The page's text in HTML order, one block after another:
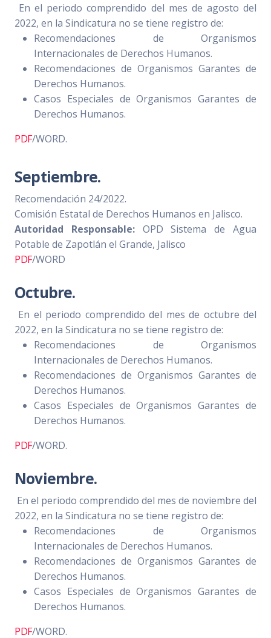
En el periodo comprendido del mes de agosto del
2022, en la Sindicatura no se tiene registro de:
Recomendaciones de Organismos
Internacionales de Derechos Humanos.
Recomendaciones de Organismos Garantes de
Derechos Humanos.
Casos Especiales de Organismos Garantes de
Derechos Humanos.
PDF/WORD.
Septiembre.
Recomendación 24/2022.
Comisión Estatal de Derechos Humanos en Jalisco.
Autoridad Responsable: OPD Sistema de Agua
Potable de Zapotlán el Grande, Jalisco
PDF/WORD
Octubre.
En el periodo comprendido del mes de octubre del
2022, en la Sindicatura no se tiene registro de:
Recomendaciones de Organismos
Internacionales de Derechos Humanos.
Recomendaciones de Organismos Garantes de
Derechos Humanos.
Casos Especiales de Organismos Garantes de
Derechos Humanos.
PDF/WORD.
Noviembre.
En el periodo comprendido del mes de noviembre del
2022, en la Sindicatura no se tiene registro de:
Recomendaciones de Organismos
Internacionales de Derechos Humanos.
Recomendaciones de Organismos Garantes de
Derechos Humanos.
Casos Especiales de Organismos Garantes de
Derechos Humanos.
PDF/WORD.